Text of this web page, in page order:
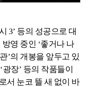
3’ 등의 성공으로 대
영 중인 ‘좋거나 나
’의 개봉을 앞두고 있
광장’ 등의 작품들이
서 눈코 뜰 새 없이 바